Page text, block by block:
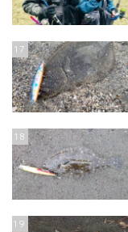
17
18
19